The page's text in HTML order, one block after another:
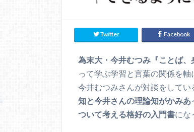
Twitter Facebook
為末大・今井むつみ『ことば、
って学ぶ学習と言葉の関係を
今井むつみさんが対談をして
知と今井さんの理論知がかみ
ついて考える格好の入門書にな